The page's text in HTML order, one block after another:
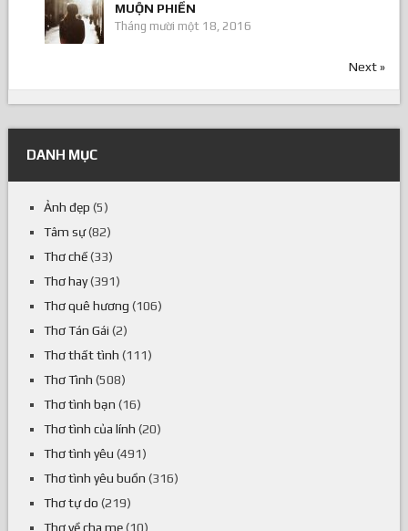
MUỘN PHIỀN
Tháng mười một 18, 2016
Next »
DANH MỤC
Ảnh đẹp (5)
Tâm sự(82)
Thơ chế(33)
Thơ hay(391)
Thơ quê hương (106)
Thơ Tán Gái (2)
Thơ thất tình (111)
Thơ Tình (508)
Thơ tình bạn (16)
Thơ tình của lính (20)
Thơ tình yêu (491)
Thơ tình yêu buồn (316)
Thơ tự do (219)
Thơ về cha mẹ(10)